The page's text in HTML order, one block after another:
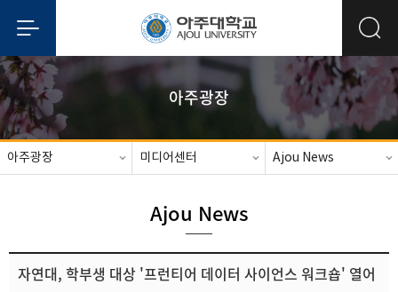
아주광장
아주광장 미디어센터 Ajou News
Ajou News
자연대, 학부생 대상 '프런티어 데이터 사이언스 워크숍' 열어